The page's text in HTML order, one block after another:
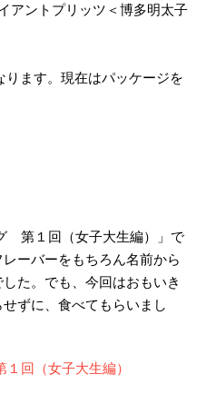
ントプリッツ＜博多明太子
ります。現在はパッケージを
第１回（女子大生編）」で
ーバーをもちろん名前から
た。でも、今回はおもいき
ずに、食べてもらいまし
回（女子大生編）